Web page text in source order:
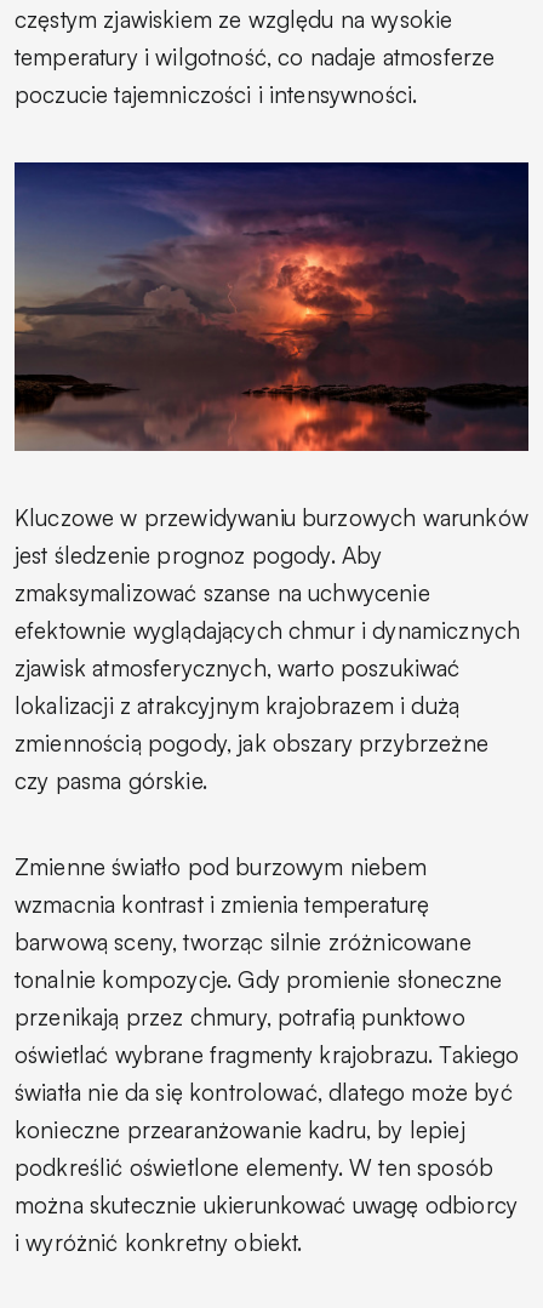
częstym zjawiskiem ze względu na wysokie
temperatury i wilgotność, co nadaje atmosferze
poczucie tajemniczości i intensywności.
Kluczowe w przewidywaniu burzowych warunków
jest śledzenie prognoz pogody. Aby
zmaksymalizować szanse na uchwycenie
efektownie wyglądających chmur i dynamicznych
zjawisk atmosferycznych, warto poszukiwać
lokalizacji z atrakcyjnym krajobrazem i dużą
zmiennością pogody, jak obszary przybrzeżne
czy pasma górskie.
Zmienne światło pod burzowym niebem
wzmacnia kontrast i zmienia temperaturę
barwową sceny, tworząc silnie zróżnicowane
tonalnie kompozycje. Gdy promienie słoneczne
przenikają przez chmury, potrafią punktowo
oświetlać wybrane fragmenty krajobrazu. Takiego
światła nie da się kontrolować, dlatego może być
konieczne przearanżowanie kadru, by lepiej
podkreślić oświetlone elementy. W ten sposób
można skutecznie ukierunkować uwagę odbiorcy
i wyróżnić konkretny obiekt.